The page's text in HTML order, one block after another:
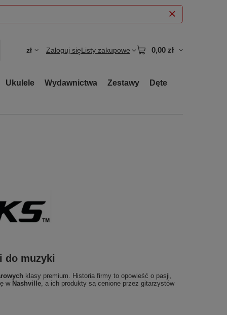
zł Zaloguj sięListy zakupowe 0,00 zł
Ukulele Wydawnictwa Zestawy
Dęte
do muzyki
klasy premium. Historia firmy to opowieść o pasji,
w Nashville , a ich produkty są cenione przez gitarzystów